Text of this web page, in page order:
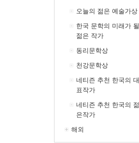
오늘의 젊은 예술가상
한국 문학의 미래가 될
젊은 작가
동리문학상
천강문학상
네티즌 추천 한국의 대
표작가
네티즌 추천 한국의 젊
은작가
해외